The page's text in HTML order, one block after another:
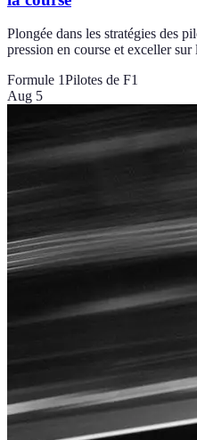
Plongée dans les stratégies des
pression en course et exceller sur
Formule 1Pilotes de F1
Aug 5